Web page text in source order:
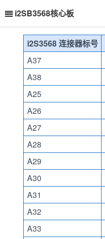
i2SB3568核心板
i2S3568 连接器标号
A37
A38
A25
A26
A27
A28
A29
A30
A31
A32
A33